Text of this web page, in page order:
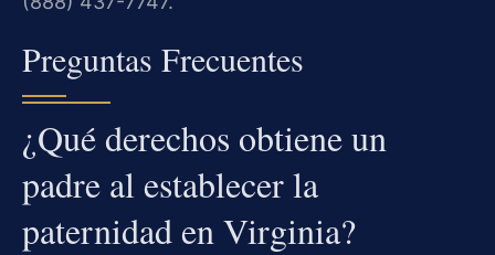
Preguntas Frecuentes
¿Qué derechos obtiene un
padre al establecer la
paternidad en Virginia?